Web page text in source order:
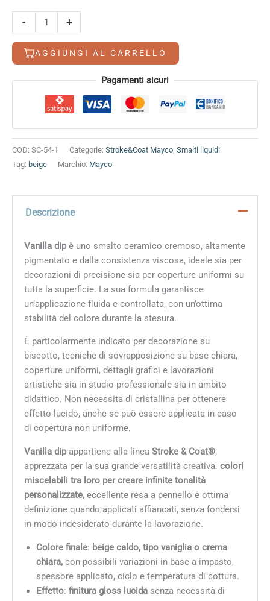
-
dip
quantità
+
AGGIUNGI AL CARRELLO
Alternative: Pagamenti sicuri
COD: SC-54-1 Categorie: Stroke&Coat Mayco Smalti liquidi
Tag: beige Marchio: Mayco
Descrizione
Vanilla dipè uno smalto ceramico cremoso, altamente
pigmentato e dalla consistenza viscosa, ideale sia per
decorazioni di precisione sia per coperture uniformi su
tutta la superficie. La sua formula garantisce
un’applicazione fluida e controllata, con un’ottima
stabilità del colore durante la stesura.
È particolarmente indicato per decorazione su
biscotto, tecniche di sovrapposizione su base chiara,
coperture uniformi, dettagli grafici e lavorazioni
artistiche sia in studio professionale sia in ambito
didattico. Non necessita di cristallina per ottenere
effetto lucido, anche se può essere applicata in caso
di copertura non uniforme.
Vanilla dip appartiene alla linea Stroke & Coat®,
apprezzata per la sua grande versatilità creativa: colori
miscelabili tra loro per creare infinite tonalità
personalizzate, eccellente resa a pennello e ottima
definizione quando applicati affiancati, senza fondersi
in modo indesiderato durante la lavorazione.
Colore finale: beige caldo, tipo vaniglia o crema
chiara,con possibili variazioni in base a impasto,
spessore applicato, ciclo e temperatura di cottura.
Effetto: finitura gloss lucidasenza necessità di